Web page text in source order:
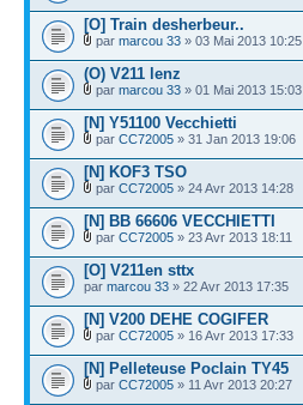
[O] Train desherbeur..
par marcou 33 » 03 Mai 2013 10:25
(O) V211 lenz
par marcou 33 » 01 Mai 2013 15:03
[N] Y51100 Vecchietti
par CC72005 » 31 Jan 2013 19:06
[N] KOF3 TSO
par CC72005 » 24 Avr 2013 14:28
[N] BB 66606 VECCHIETTI
par CC72005 » 23 Avr 2013 18:11
[O] V211en sttx
par marcou 33 » 22 Avr 2013 17:35
[N] V200 DEHE COGIFER
par CC72005 » 16 Avr 2013 17:33
[N] Pelleteuse Poclain TY45
par CC72005 » 11 Avr 2013 20:27